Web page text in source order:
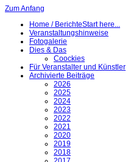
Zum Anfang
Home / BerichteStart here...
Veranstaltungshinweise
Fotogalerie
Dies & Das
Coockies
Für Veranstalter und Künstler
Archivierte Beiträge
2026
2025
2024
2023
2022
2021
2020
2019
2018